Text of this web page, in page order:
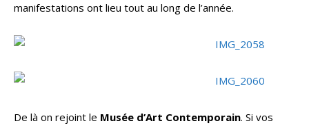
manifestations ont lieu tout au long de l’année.
De là on rejoint le Musée d’Art Contemporain. Si vos